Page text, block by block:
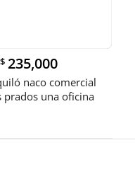
235,000
naco comercial
prados una oficina